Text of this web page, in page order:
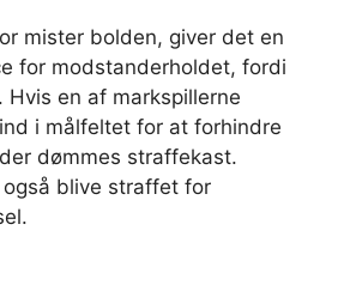
mister bolden, giver det en
for modstanderholdet, fordi
. Hvis en af markspillerne
i målfeltet for at forhindre
dømmes straffekast.
blive straffet for